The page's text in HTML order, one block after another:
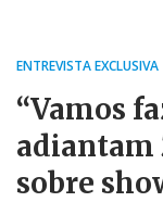
ENTREVISTA EXCLUSIVA
“Vamos
adiantam
sobre